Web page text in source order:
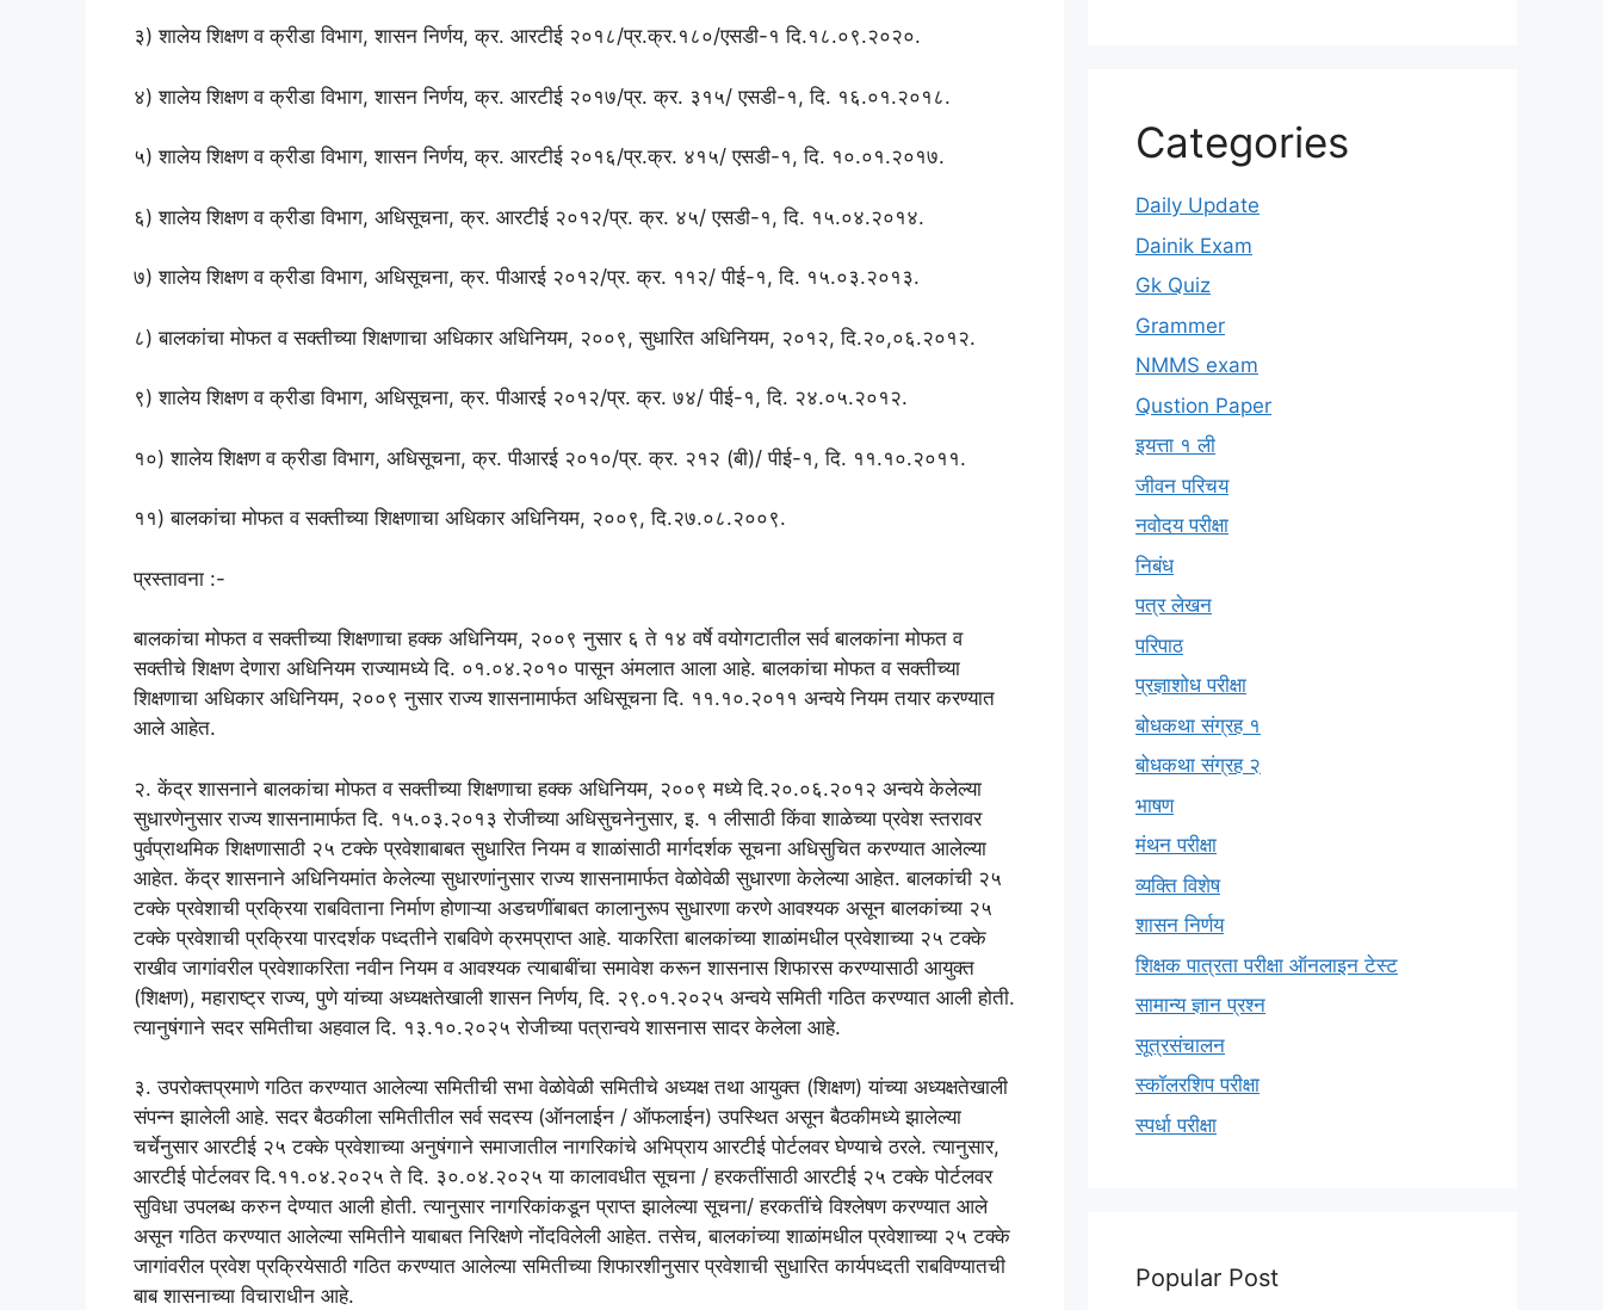
३) शालेय शिक्षण व क्रीडा विभाग, शासन निर्णय, क्र. आरटीई २०१८/प्र.क्र.१८०/एसडी-१ दि.१८.०९.२०२०.
४) शालेय शिक्षण व क्रीडा विभाग, शासन निर्णय, क्र. आरटीई २०१७/प्र. क्र. ३१५/ एसडी-१, दि. १६.०१.२०१८.
५) शालेय शिक्षण व क्रीडा विभाग, शासन निर्णय, क्र. आरटीई २०१६/प्र.क्र. ४१५/ एसडी-१, दि. १०.०१.२०१७.
६) शालेय शिक्षण व क्रीडा विभाग, अधिसूचना, क्र. आरटीई २०१२/प्र. क्र. ४५/ एसडी-१, दि. १५.०४.२०१४.
७) शालेय शिक्षण व क्रीडा विभाग, अधिसूचना, क्र. पीआरई २०१२/प्र. क्र. ११२/ पीई-१, दि. १५.०३.२०१३.
८) बालकांचा मोफत व सक्तीच्या शिक्षणाचा अधिकार अधिनियम, २००९, सुधारित अधिनियम, २०१२, दि.२०,०६.२०१२.
९) शालेय शिक्षण व क्रीडा विभाग, अधिसूचना, क्र. पीआरई २०१२/प्र. क्र. ७४/ पीई-१, दि. २४.०५.२०१२.
१०) शालेय शिक्षण व क्रीडा विभाग, अधिसूचना, क्र. पीआरई २०१०/प्र. क्र. २१२ (बी)/ पीई-१, दि. ११.१०.२०११.
११) बालकांचा मोफत व सक्तीच्या शिक्षणाचा अधिकार अधिनियम, २००९, दि.२७.०८.२००९.
प्रस्तावना :-
बालकांचा मोफत व सक्तीच्या शिक्षणाचा हक्क अधिनियम, २००९ नुसार ६ ते १४ वर्षे वयोगटातील सर्व बालकांना मोफत व
सक्तीचे शिक्षण देणारा अधिनियम राज्यामध्ये दि. ०१.०४.२०१० पासून अंमलात आला आहे. बालकांचा मोफत व सक्तीच्या
शिक्षणाचा अधिकार अधिनियम, २००९ नुसार राज्य शासनामार्फत अधिसूचना दि. ११.१०.२०११ अन्वये नियम तयार करण्यात
आले आहेत.
२. केंद्र शासनाने बालकांचा मोफत व सक्तीच्या शिक्षणाचा हक्क अधिनियम, २००९ मध्ये दि.२०.०६.२०१२ अन्वये केलेल्या
सुधारणेनुसार राज्य शासनामार्फत दि. १५.०३.२०१३ रोजीच्या अधिसुचनेनुसार, इ. १ लीसाठी किंवा शाळेच्या प्रवेश स्तरावर
पुर्वप्राथमिक शिक्षणासाठी २५ टक्के प्रवेशाबाबत सुधारित नियम व शाळांसाठी मार्गदर्शक सूचना अधिसुचित करण्यात आलेल्या
आहेत. केंद्र शासनाने अधिनियमांत केलेल्या सुधारणांनुसार राज्य शासनामार्फत वेळोवेळी सुधारणा केलेल्या आहेत. बालकांची २५
टक्के प्रवेशाची प्रक्रिया राबविताना निर्माण होणाऱ्या अडचणींबाबत कालानुरूप सुधारणा करणे आवश्यक असून बालकांच्या २५
टक्के प्रवेशाची प्रक्रिया पारदर्शक पध्दतीने राबविणे क्रमप्राप्त आहे. याकरिता बालकांच्या शाळांमधील प्रवेशाच्या २५ टक्के
राखीव जागांवरील प्रवेशाकरिता नवीन नियम व आवश्यक त्याबाबींचा समावेश करून शासनास शिफारस करण्यासाठी आयुक्त
(शिक्षण), महाराष्ट्र राज्य, पुणे यांच्या अध्यक्षतेखाली शासन निर्णय, दि. २९.०१.२०२५ अन्वये समिती गठित करण्यात आली होती.
त्यानुषंगाने सदर समितीचा अहवाल दि. १३.१०.२०२५ रोजीच्या पत्रान्वये शासनास सादर केलेला आहे.
३. उपरोक्तप्रमाणे गठित करण्यात आलेल्या समितीची सभा वेळोवेळी समितीचे अध्यक्ष तथा आयुक्त (शिक्षण) यांच्या अध्यक्षतेखाली
संपन्न झालेली आहे. सदर बैठकीला समितीतील सर्व सदस्य (ऑनलाईन / ऑफलाईन) उपस्थित असून बैठकीमध्ये झालेल्या
चर्चेनुसार आरटीई २५ टक्के प्रवेशाच्या अनुषंगाने समाजातील नागरिकांचे अभिप्राय आरटीई पोर्टलवर घेण्याचे ठरले. त्यानुसार,
आरटीई पोर्टलवर दि.११.०४.२०२५ ते दि. ३०.०४.२०२५ या कालावधीत सूचना / हरकतींसाठी आरटीई २५ टक्के पोर्टलवर
सुविधा उपलब्ध करुन देण्यात आली होती. त्यानुसार नागरिकांकडून प्राप्त झालेल्या सूचना/ हरकतींचे विश्लेषण करण्यात आले
असून गठित करण्यात आलेल्या समितीने याबाबत निरिक्षणे नोंदविलेली आहेत. तसेच, बालकांच्या शाळांमधील प्रवेशाच्या २५ टक्के
जागांवरील प्रवेश प्रक्रियेसाठी गठित करण्यात आलेल्या समितीच्या शिफारशीनुसार प्रवेशाची सुधारित कार्यपध्दती राबविण्यातची
बाब शासनाच्या विचाराधीन आहे.
Categories
Daily Update
Dainik Exam
Gk Quiz
Grammer
NMMS exam
Qustion Paper
इयत्ता १ ली
जीवन परिचय
नवोदय परीक्षा
निबंध
पत्र लेखन
परिपाठ
प्रज्ञाशोध परीक्षा
बोधकथा संग्रह १
बोधकथा संग्रह २
भाषण
मंथन परीक्षा
व्यक्ति विशेष
शासन निर्णय
शिक्षक पात्रता परीक्षा ऑनलाइन टेस्ट
सामान्य ज्ञान प्रश्न
सूत्रसंचालन
स्कॉलरशिप परीक्षा
स्पर्धा परीक्षा
Popular Post